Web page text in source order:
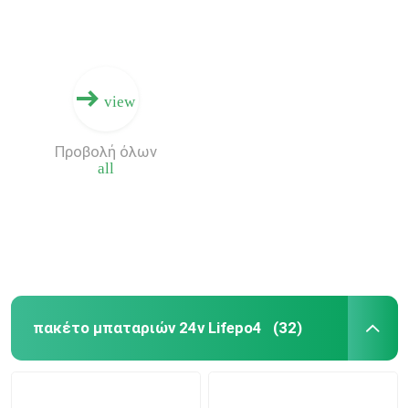
view
all
Προβολή όλων
πακέτο μπαταριών 24v Lifepo4 (32)